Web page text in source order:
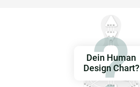
Dein Human
Design Chart?